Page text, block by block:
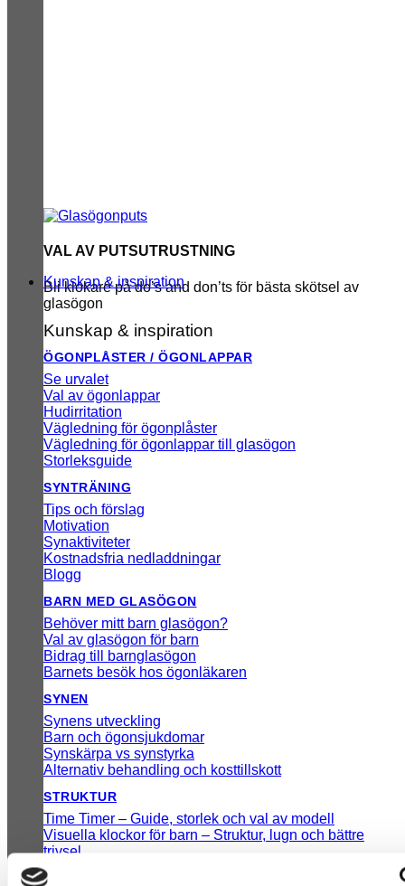
VAL AV PUTSUTRUSTNING
Bli klokare på do’s and don’ts för bästa skötsel av
glasögon
Kunskap & inspiration
Kunskap & inspiration
ÖGONPLÅSTER / ÖGONLAPPAR
Se urvalet
Val av ögonlappar
Hudirritation
Vägledning för ögonplåster
Vägledning för ögonlappar till glasögon
Storleksguide
SYNTRÄNING
Tips och förslag
Motivation
Synaktiviteter
Kostnadsfria nedladdningar
Blogg
BARN MED GLASÖGON
Behöver mitt barn glasögon?
Val av glasögon för barn
Bidrag till barnglasögon
Barnets besök hos ögonläkaren
SYNEN
Synens utveckling
Barn och ögonsjukdomar
Synskärpa vs synstyrka
Alternativ behandling och kosttillskott
STRUKTUR
Time Timer – Guide, storlek och val av modell
Visuella klockor för barn – Struktur, lugn och bättre
trivsel
SE ALLA INLÄGG